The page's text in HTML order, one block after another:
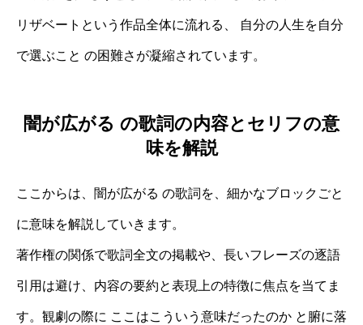
リザベートという作品全体に流れる、 自分の人生を自分
で選ぶこと の困難さが凝縮されています。
闇が広がる の歌詞の内容とセリフの意
味を解説
ここからは、闇が広がる の歌詞を、細かなブロックごと
に意味を解説していきます。
著作権の関係で歌詞全文の掲載や、長いフレーズの逐語
引用は避け、内容の要約と表現上の特徴に焦点を当てま
す。観劇の際に ここはこういう意味だったのか と腑に落